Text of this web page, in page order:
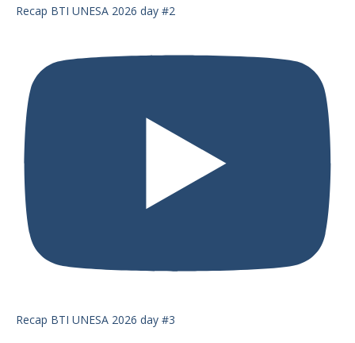
Recap BTI UNESA 2026 day #2
Recap BTI UNESA 2026 day #3